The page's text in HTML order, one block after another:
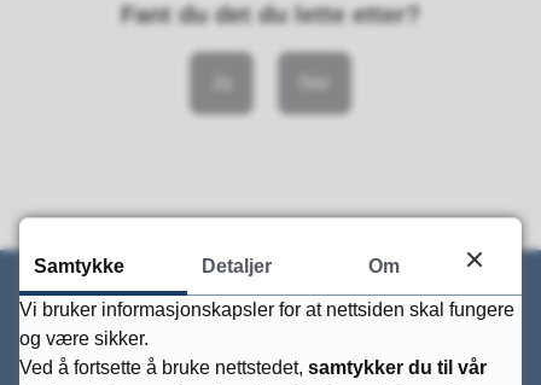
Fant du det du lette etter?
Skriv til oss
Samtykke Detaljer Om
Vi bruker informasjonskapsler for at nettsiden skal fungere
og være sikker.
Ved å fortsette å bruke nettstedet, samtykker du til vår